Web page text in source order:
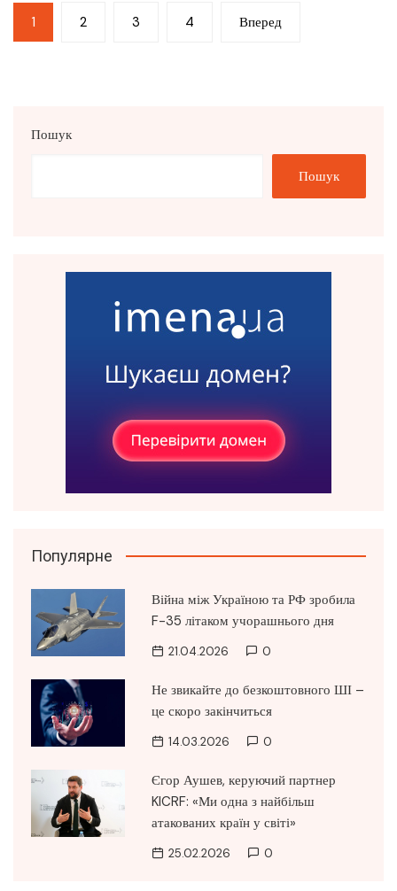
Пагінація
записів
1 2 3 4 Вперед
Пошук
Пошук
Популярне
Війна між Україною та РФ зробила
F-35 літаком учорашнього дня
21.04.2026 0
Не звикайте до безкоштовного ШІ –
це скоро закінчиться
14.03.2026 0
Єгор Аушев, керуючий партнер
KICRF: «Ми одна з найбільш
атакованих країн у світі»
25.02.2026 0